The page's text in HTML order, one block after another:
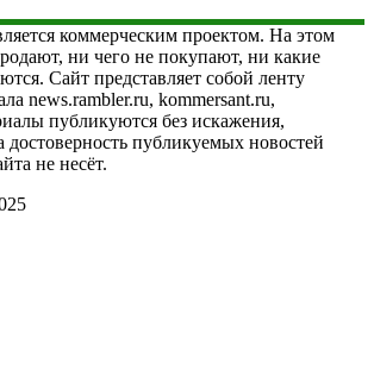
коммерческим проектом. На этом
ни чего не покупают, ни какие
Сайт представляет собой ленту
news.rambler.ru, kommersant.ru,
публикуются без искажения,
достоверность публикуемых новостей
не несёт.